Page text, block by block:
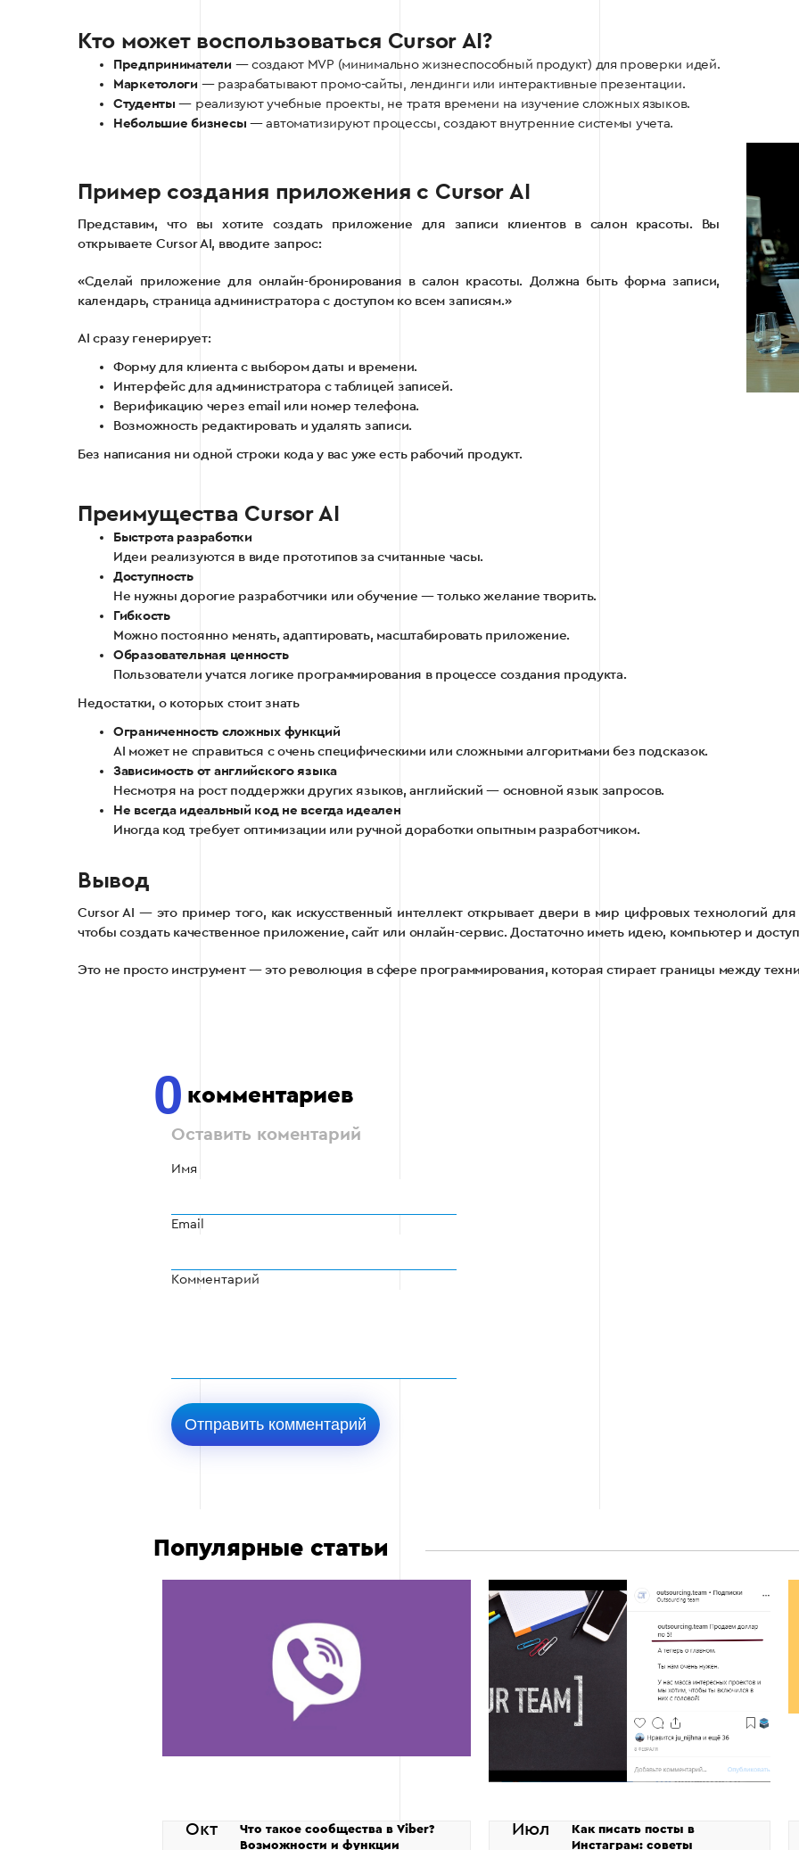
Кто может воспользоваться Cursor AI?
Предприниматели — создают MVP (минимально жизнеспособный продукт) для проверки идей.
Маркетологи — разрабатывают промо-сайты, лендинги или интерактивные презентации.
Студенты — реализуют учебные проекты, не тратя времени на изучение сложных языков.
Небольшие бизнесы — автоматизируют процессы, создают внутренние системы учета.
Пример создания приложения с Cursor AI
Представим, что вы хотите создать приложение для записи клиентов в салон красоты. Вы
открываете Cursor AI, вводите запрос:
«Сделай приложение для онлайн-бронирования в салон красоты. Должна быть форма записи,
календарь, страница администратора с доступом ко всем записям.»
AI сразу генерирует:
Форму для клиента с выбором даты и времени.
Интерфейс для администратора с таблицей записей.
Верификацию через email или номер телефона.
Возможность редактировать и удалять записи.
Без написания ни одной строки кода у вас уже есть рабочий продукт.
Преимущества Cursor AI
Быстрота разработки
Идеи реализуются в виде прототипов за считанные часы.
Доступность
Не нужны дорогие разработчики или обучение — только желание творить.
Гибкость
Можно постоянно менять, адаптировать, масштабировать приложение.
Образовательная ценность
Пользователи учатся логике программирования в процессе создания продукта.
Недостатки, о которых стоит знать
Ограниченность сложных функций
AI может не справиться с очень специфическими или сложными алгоритмами без подсказок.
Зависимость от английского языка
Несмотря на рост поддержки других языков, английский — основной язык запросов.
Не всегда идеальный код не всегда идеален
Иногда код требует оптимизации или ручной доработки опытным разработчиком.
Вывод
Cursor AI — это пример того, как искусственный интеллект открывает двери в мир цифровых технологий
чтобы создать качественное приложение, сайт или онлайн-сервис. Достаточно иметь идею, компьютер и
Это не просто инструмент — это революция в сфере программирования, которая стирает границы между
0 комментариев
Оставить коментарий
Имя
Email
Комментарий
Популярные статьи
Окт
Что такое сообщества в Viber?
Возможности и функции
Июл
Как писать посты в
Инстаграм: советы